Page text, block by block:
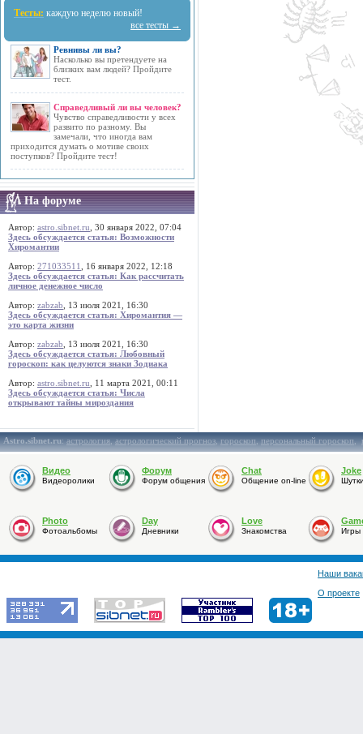
Тесты: каждую неделю новый!
все тесты →
Ревнивы ли вы?
Насколько вы претендуете на
близких вам людей? Пройдите
тест.
Справедливый ли вы человек?
Чувство справедливости у всех
развито по разному. Вы
замечали, что иногда вам
приходится думать о мотиве своих
поступков? Пройдите тест!
На форуме
Автор: astro.sibnet.ru , 30 января 2022, 07:04
Здесь обсуждается статья: Возможности
Хиромантии
Автор: 271033511
, 16 января 2022, 12:18
Здесь обсуждается статья: Как рассчитать
личное денежное число
Автор: zabzab , 13 июля 2021, 16:30
Здесь обсуждается статья: Хиромантия —
это карта жизни
Автор: zabzab , 13 июля 2021, 16:30
Здесь обсуждается статья: Любовный
гороскоп: как целуются знаки Зодиака
Автор: astro.sibnet.ru , 11 марта 2021, 00:11
Здесь обсуждается статья: Числа
открывают тайны мироздания
Astro.sibnet.ru:астрология,астрологический прогноз,гороскоп,персональный гороскоп,
Видео
Видеоролики
Форум
Форум общения
Chat
Общение on-line
Joke
Photo
Фотоальбомы
Day
Дневники
Love
Знакомства Игры
Наши
О проекте